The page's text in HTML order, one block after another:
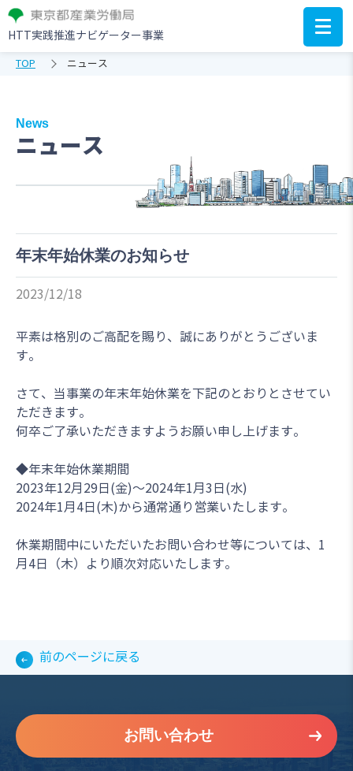
TOP ニュース
News
ニュース
HTT実践推進ナビゲーター事業
年末年始休業のお知らせ
2023/12/18
平素は格別のご高配を賜り、誠にありがとうございま
す。
さて、当事業の年末年始休業を下記のとおりとさせてい
ただきます。
何卒ご了承いただきますようお願い申し上げます。
◆年末年始休業期間
2023年12月29日(金)～2024年1月3日(水)
2024年1月4日(木)から通常通り営業いたします。
休業期間中にいただいたお問い合わせ等については、1
月4日（木）より順次対応いたします。
前のページに戻る
お問い合わせ